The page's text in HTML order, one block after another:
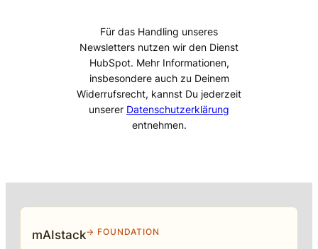
Für das Handling unseres
Newsletters nutzen wir den Dienst
HubSpot. Mehr Informationen,
insbesondere auch zu Deinem
Widerrufsrecht, kannst Du jederzeit
unserer Datenschutzerklärung
entnehmen.
mAIstack→ FOUNDATION